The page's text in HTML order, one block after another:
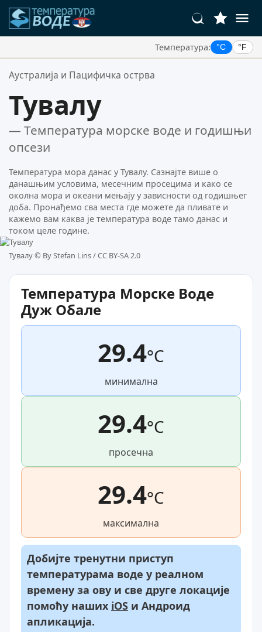
Температура: °C °F
Ваше Омиљене Локације:
Аустралија и Пацифичка острва
Тувалу
— Температура морске воде и годишњи
опсези
Температура мора данас у Тувалу. Сазнајте више о
данашњим условима, месечним просецима и како се
околна мора и океани мењају у зависности од годишњег
доба. Пронађемо сва места где можете да пливате и
кажемо вам каква је температура воде тамо данас и
током целе године.
Тувалу © By Stefan Lins / CC BY-SA 2.0
Температура Морске Воде
Дуж Обале
29.4°C
минимална
29.4°C
просечна
29.4°C
максимална
Добијте тренутни приступ
температурама воде у реалном
времену за ову и све друге локације
помоћу наших iOS и Андроид
апликација.